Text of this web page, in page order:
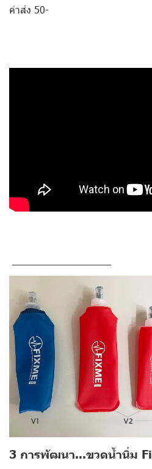
ค่าส่ง 50-
3 การพัฒนา...ขวดน้ำนิ่ม